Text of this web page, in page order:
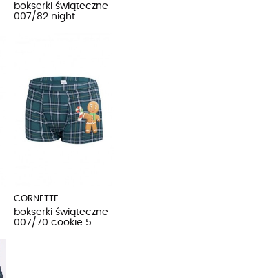
bokserki świąteczne
007/82 night
CORNETTE
bokserki świąteczne
007/70 cookie 5